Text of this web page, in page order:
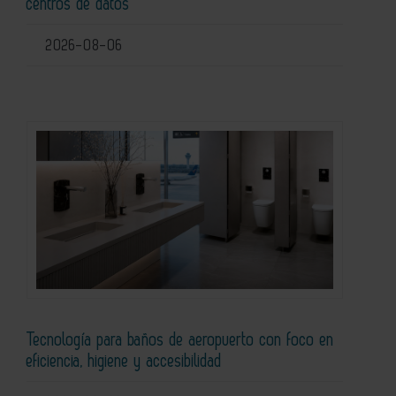
centros de datos
2026-08-06
Tecnología para baños de aeropuerto con foco en
eficiencia, higiene y accesibilidad